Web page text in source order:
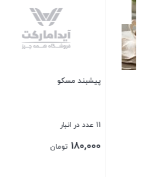
شمع توری هندوانه
8 عدد در انبار
25,000 تومان